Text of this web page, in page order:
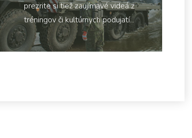
prezrite si tiež zaujímavé videá z
tréningov či kultúrnych podujatí...